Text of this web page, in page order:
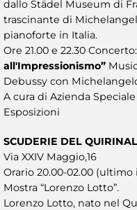
dallo Städel Museum di
trascinante di
pianoforte in Italia.
Ore 21.00 e 22.30 Concerto:
all'Impressionismo”
Debussy con
A cura di Azienda
Esposizioni
SCUDERIE DEL
Via XXIV Maggio,16
Orario 20.00-02.00 (ultimo
Mostra “Lorenzo Lotto”.
Lorenzo Lotto, nato nel